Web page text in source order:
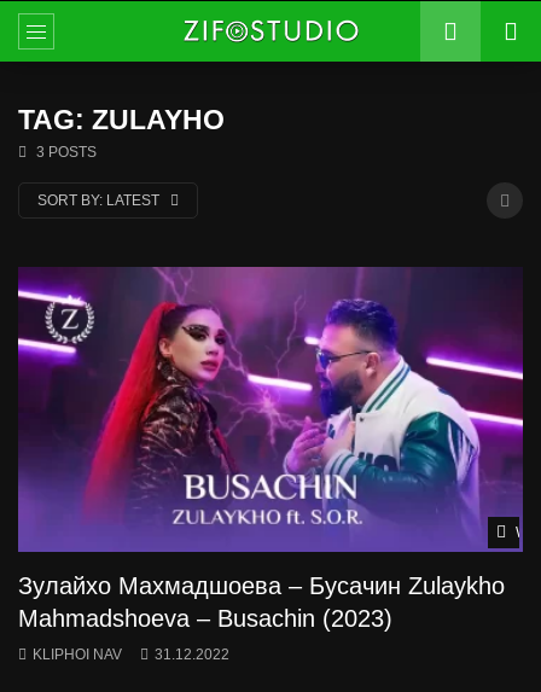
TAG: ZULAYHO
3 POSTS
SORT BY: LATEST
Зулайхо Махмадшоева – Бусачин Zulaykho
Mahmadshoeva – Busachin (2023)
KLIPHOI NAV 31.12.2022